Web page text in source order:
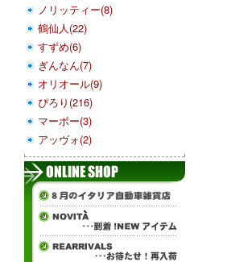
ノリッティー(8)
鶴仙人(22)
すずめ(6)
ぎんなん(7)
オリオール(9)
ぴろり(216)
マーボー(3)
アッヴォ(2)